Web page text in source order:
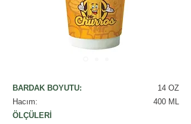
BARDAK BOYUTU:
Hacım:
ÖLÇÜLERİ
14 OZ
400 ML